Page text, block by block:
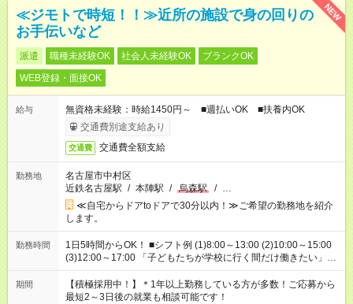
NEW
≪ジモトで時短！！≫近所の施設で身の回りの
お手伝いなど
派遣 職種未経験OK 社会人未経験OK
ブランクOK
WEB登録・面接OK
給与
無資格未経験：時給1450円～ ■週払いOK ■扶養内OK
交通費別途支給あり
交通費 交通費全額支給
勤務地
名古屋市中村区
近鉄名古屋駅 / 本陣駅 / 烏森駅 / …
≪自宅からドアtoドアで30分以内！≫ご希望の勤務地を紹介
します。
勤務時間
1日5時間からOK！ ■シフト例 (1)8:00～13:00 (2)10:00～15:00
(3)12:00～17:00 「子どもたちが学校に行く間だけ働きたい」
「余裕を持って夕飯の準備がしたい」 「午前中は働いて、午後
はプライベートの時間にしたい」 など、ご希望を教えてくださ
いね。 ※Wワーク希望の方へ 今ご覧のお仕事で希望する勤務時
期間
【積極採用中！】＊1年以上勤務している方が多数！ご応募から
最短2～3日後の就業も相談可能です！